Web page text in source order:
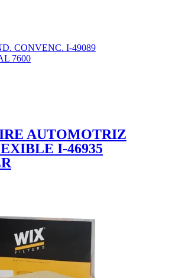
CONVENC. I-49089
7600
AUTOMOTRIZ
I-46935